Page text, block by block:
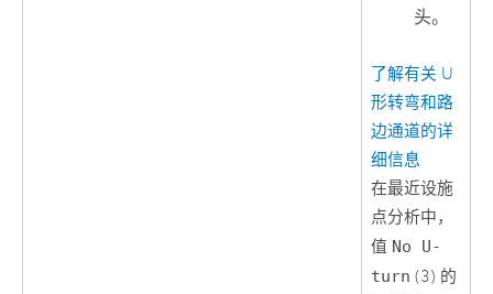
头。
了解有关 U
形转弯和路
边通道的详
细信息
在最近设施
点分析中，
值 No U-
turn (3) 的